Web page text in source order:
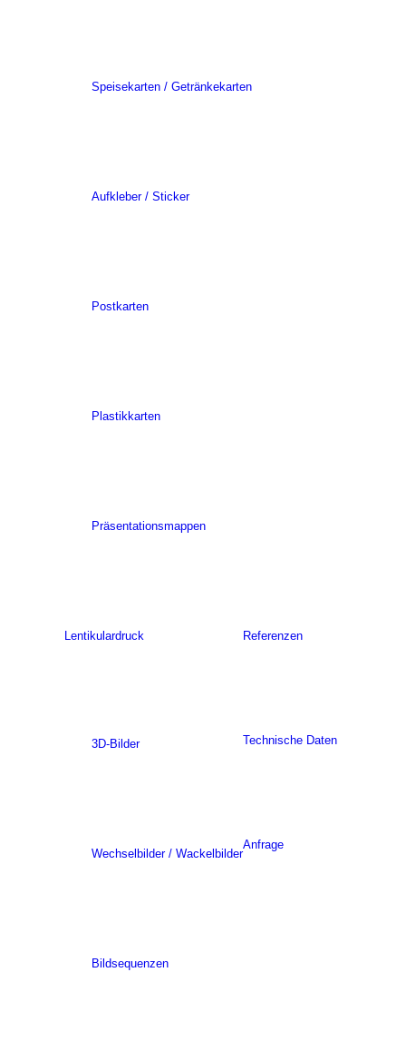
Speisekarten / Getränkekarten
Aufkleber / Sticker
Postkarten
Plastikkarten
Präsentationsmappen
Lentikulardruck
3D-Bilder
Wechselbilder / Wackelbilder
Bildsequenzen
Referenzen
Technische Daten
Anfrage